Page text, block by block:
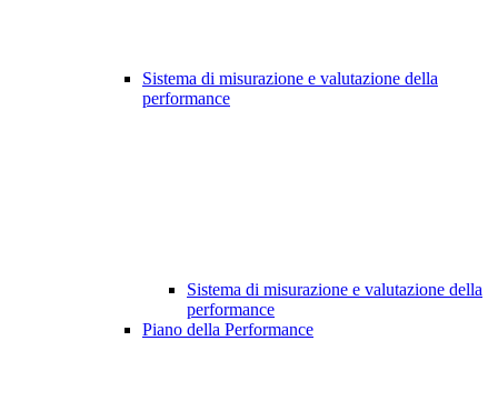
Sistema di misurazione e valutazione della
performance
Sistema di misurazione e valutazione della
performance
Piano della Performance